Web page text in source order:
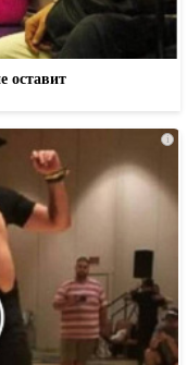
оставит
i